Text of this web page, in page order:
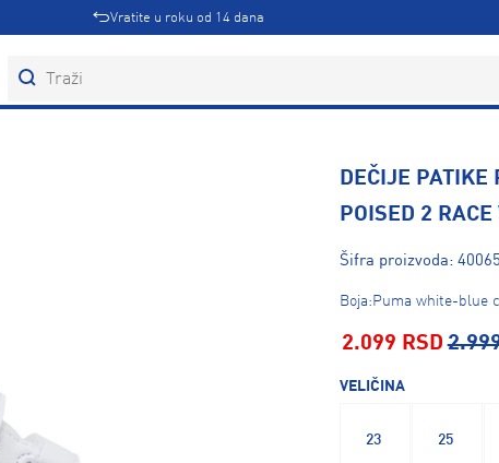
Vratite u roku od 14 dana
DEČIJE
POISED 2
Šifra proizvoda:
Boja:Puma white-blue
2.099 RSD
VELIČINA
23 25